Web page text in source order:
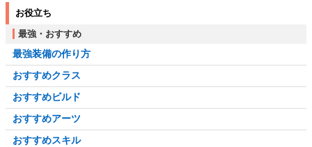
お役立ち
最強・おすすめ
最強装備の作り方
おすすめクラス
おすすめビルド
おすすめアーツ
おすすめスキル